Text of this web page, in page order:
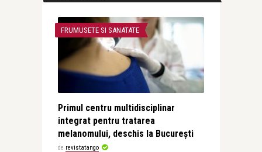
FRUMUSETE SI SANATATE
Primul centru multidisciplinar
integrat pentru tratarea
melanomului, deschis la București
de revistatango